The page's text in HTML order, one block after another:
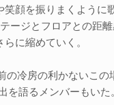
笑顔を振りまくように
ージとフロアとの距
に縮めていく。
の冷房の利かないこの
を語るメンバーもいた。